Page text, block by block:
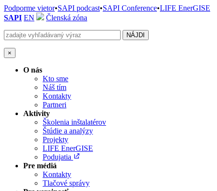
Podporme vietor•SAPI podcast•SAPI Conference•LIFE EnerGISE
SAPI EN Členská zóna
×
O nás
Kto sme
Náš tím
Kontakty
Partneri
Aktivity
Školenia inštalatérov
Štúdie a analýzy
Projekty
LIFE EnerGISE
Podujatia
Pre médiá
Kontakty
Tlačové správy